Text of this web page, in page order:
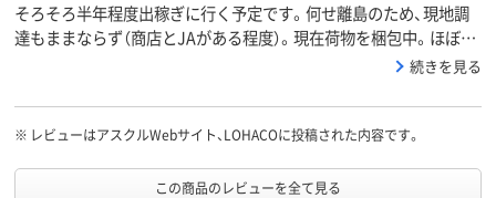
そろそろ半年程度出稼ぎに行く予定です。何せ離島のため、現地調
達もままならず（商店とJAがある程度）。現在荷物を梱包中。ほぼ満
足。でも輸送（ユーパックの１６０サイズ？）に耐えられるかどうか
った（水色）。中が透けて見えるのも良さそう。
続きを見る
※ レビューはアスクルWebサイト、LOHACOに投稿された内容です。
この商品のレビューを全て見る